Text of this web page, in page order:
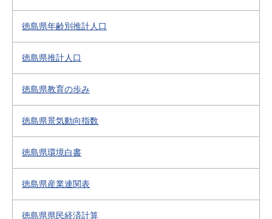
徳島県年齢別推計人口
徳島県推計人口
徳島県教育の歩み
徳島県景気動向指数
徳島県環境白書
徳島県産業連関表
徳島県県民経済計算